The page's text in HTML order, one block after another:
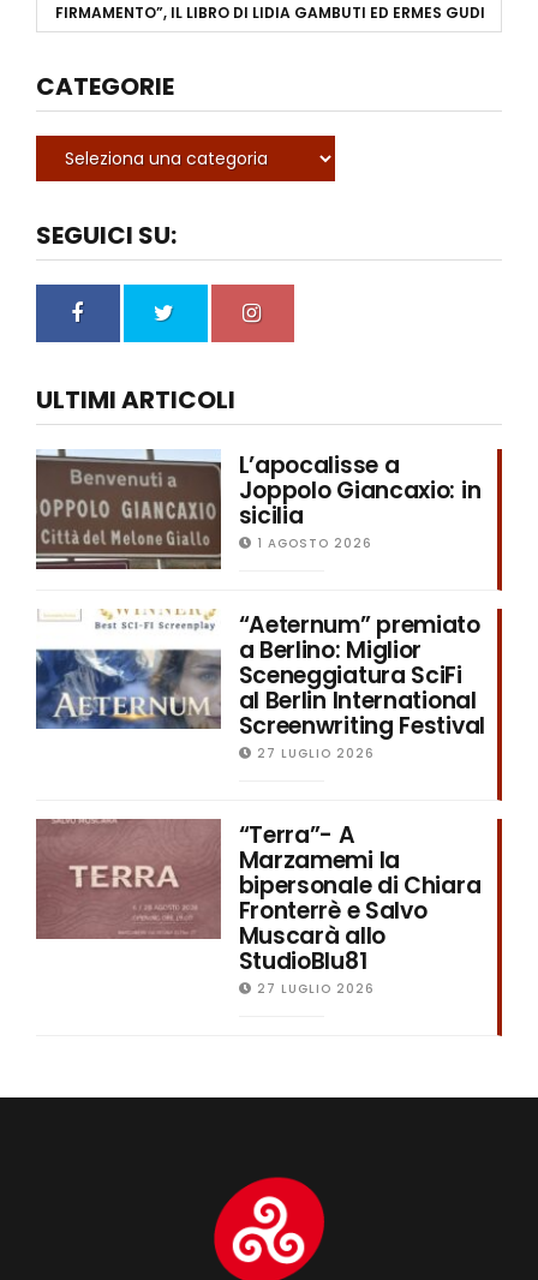
FIRMAMENTO”, IL LIBRO DI LIDIA GAMBUTI ED ERMES GUDI
CATEGORIE
SEGUICI SU:
ULTIMI ARTICOLI
L’apocalisse a
Joppolo Giancaxio: in
sicilia
1 AGOSTO 2026
“Aeternum” premiato
a Berlino: Miglior
Sceneggiatura SciFi
al Berlin International
Screenwriting Festival
27 LUGLIO 2026
“Terra”- A
Marzamemi la
bipersonale di Chiara
Fronterrè e Salvo
Muscarà allo
StudioBlu81
27 LUGLIO 2026